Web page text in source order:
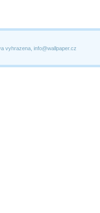
vyhrazena, info@wallpaper.cz